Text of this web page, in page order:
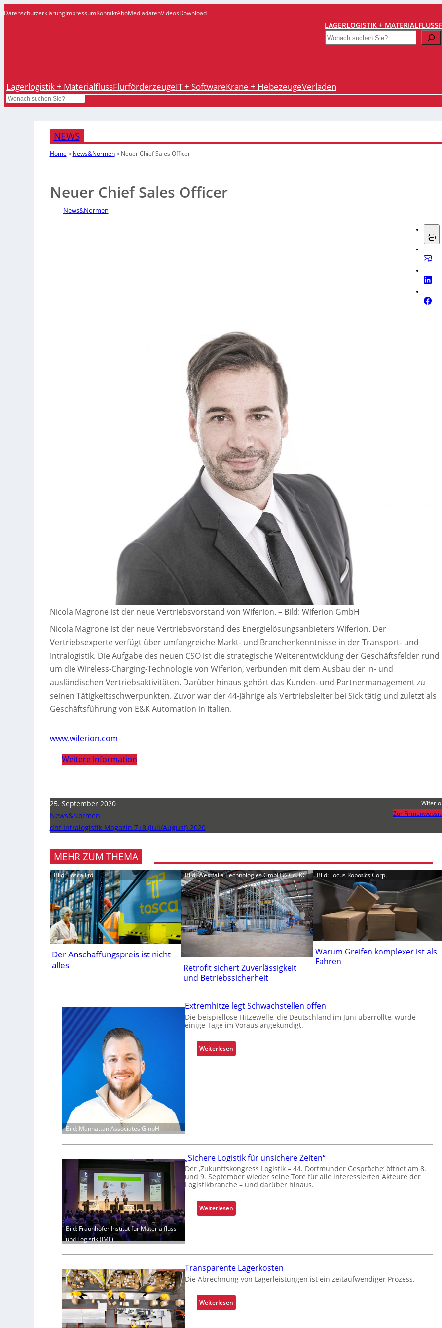
DatenschutzerklärungImpressumKontaktAboMediadatenVideosDownload
LAGERLOGISTIK + MATERIALFLUSS
Search
Lagerlogistik + MaterialflussFlurförderzeugeIT + SoftwareKrane + HebezeugeVerladen
Search
NEWS
Home » News&Normen» Neuer Chief Sales Officer
Neuer Chief Sales Officer
News&Normen
Nicola Magrone ist der neue Vertriebsvorstand von Wiferion. – Bild: Wiferion GmbH
Nicola Magrone ist der neue Vertriebsvorstand des Energielösungsanbieters Wiferion. Der
Vertriebsexperte verfügt über umfangreiche Markt- und Branchenkenntnisse in der Transport- und
Intralogistik. Die Aufgabe des neuen CSO ist die strategische Weiterentwicklung der Geschäftsfelder rund
um die Wireless-Charging-Technologie von Wiferion, verbunden mit dem Ausbau der in- und
ausländischen Vertriebsaktivitäten. Darüber hinaus gehört das Kunden- und Partnermanagement zu
seinen Tätigkeitsschwerpunkten. Zuvor war der 44-Jährige als Vertriebsleiter bei Sick tätig und zuletzt als
Geschäftsführung von E&K Automation in Italien.
www.wiferion.com
Weitere Information
25. September 2020
News&Normen
dhf Intralogistik Magazin 7+8 (Juli/August) 2020
Zur
MEHR ZUM THEMA
Bild: Tosca Ltd.
Der Anschaffungspreis ist nicht
alles
Bild: Westfalia Technologies GmbH & Co. KG
Retrofit sichert Zuverlässigkeit
und Betriebssicherheit
Bild: Locus Robotics Corp.
Warum Greifen komplexer ist als
Fahren
Bild: Manhattan Associates GmbH
Extremhitze legt Schwachstellen offen
Die beispiellose Hitzewelle, die Deutschland im Juni überrollte, wurde
einige Tage im Voraus angekündigt.
Weiterlesen
E
e
l
e
t
S
a
c
h
t
e
Bild: Fraunhofer Institut für Materialfluss
und Logistik (IML)
„Sichere Logistik für unsichere Zeiten“
Der ‚Zukunftskongress Logistik – 44. Dortmunder Gespräche‘ öffnet am 8.
und 9. September wieder seine Tore für alle interessierten Akteure der
Logistikbranche – und darüber hinaus.
Weiterlesen
„
e
r
o
Transparente Lagerkosten
Die Abrechnung von Lagerleistungen ist ein zeitaufwendiger Prozess.
Weiterlesen
T